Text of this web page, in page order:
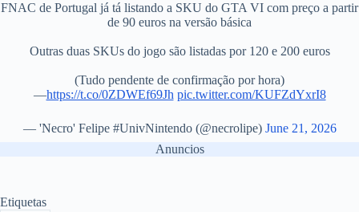
FNAC de Portugal já tá listando a SKU do GTA VI com preço a partir
de 90 euros na versão básica
Outras duas SKUs do jogo são listadas por 120 e 200 euros
(Tudo pendente de confirmação por hora)
—https://t.co/0ZDWEf69Jh pic.twitter.com/KUFZdYxrI8
— 'Necro' Felipe #UnivNintendo (@necrolipe) June 21, 2026
Anuncios
Etiquetas